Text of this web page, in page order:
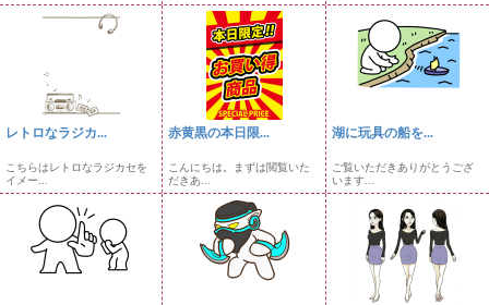
レトロなラジカ...
こちらはレトロなラジカセを
イメー...
赤黄黒の本日限...
こんにちは。まずは閲覧いた
だきあ...
湖に玩具の船を...
ご覧いただきありがとうござ
います...